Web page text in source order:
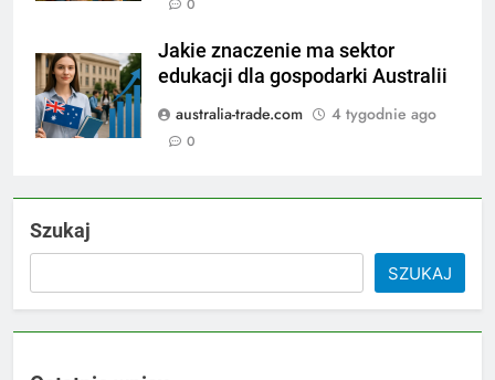
Jakie znaczenie ma sektor
edukacji dla gospodarki Australii
australia-trade.com
4 tygodnie ago
0
Szukaj
SZUKAJ